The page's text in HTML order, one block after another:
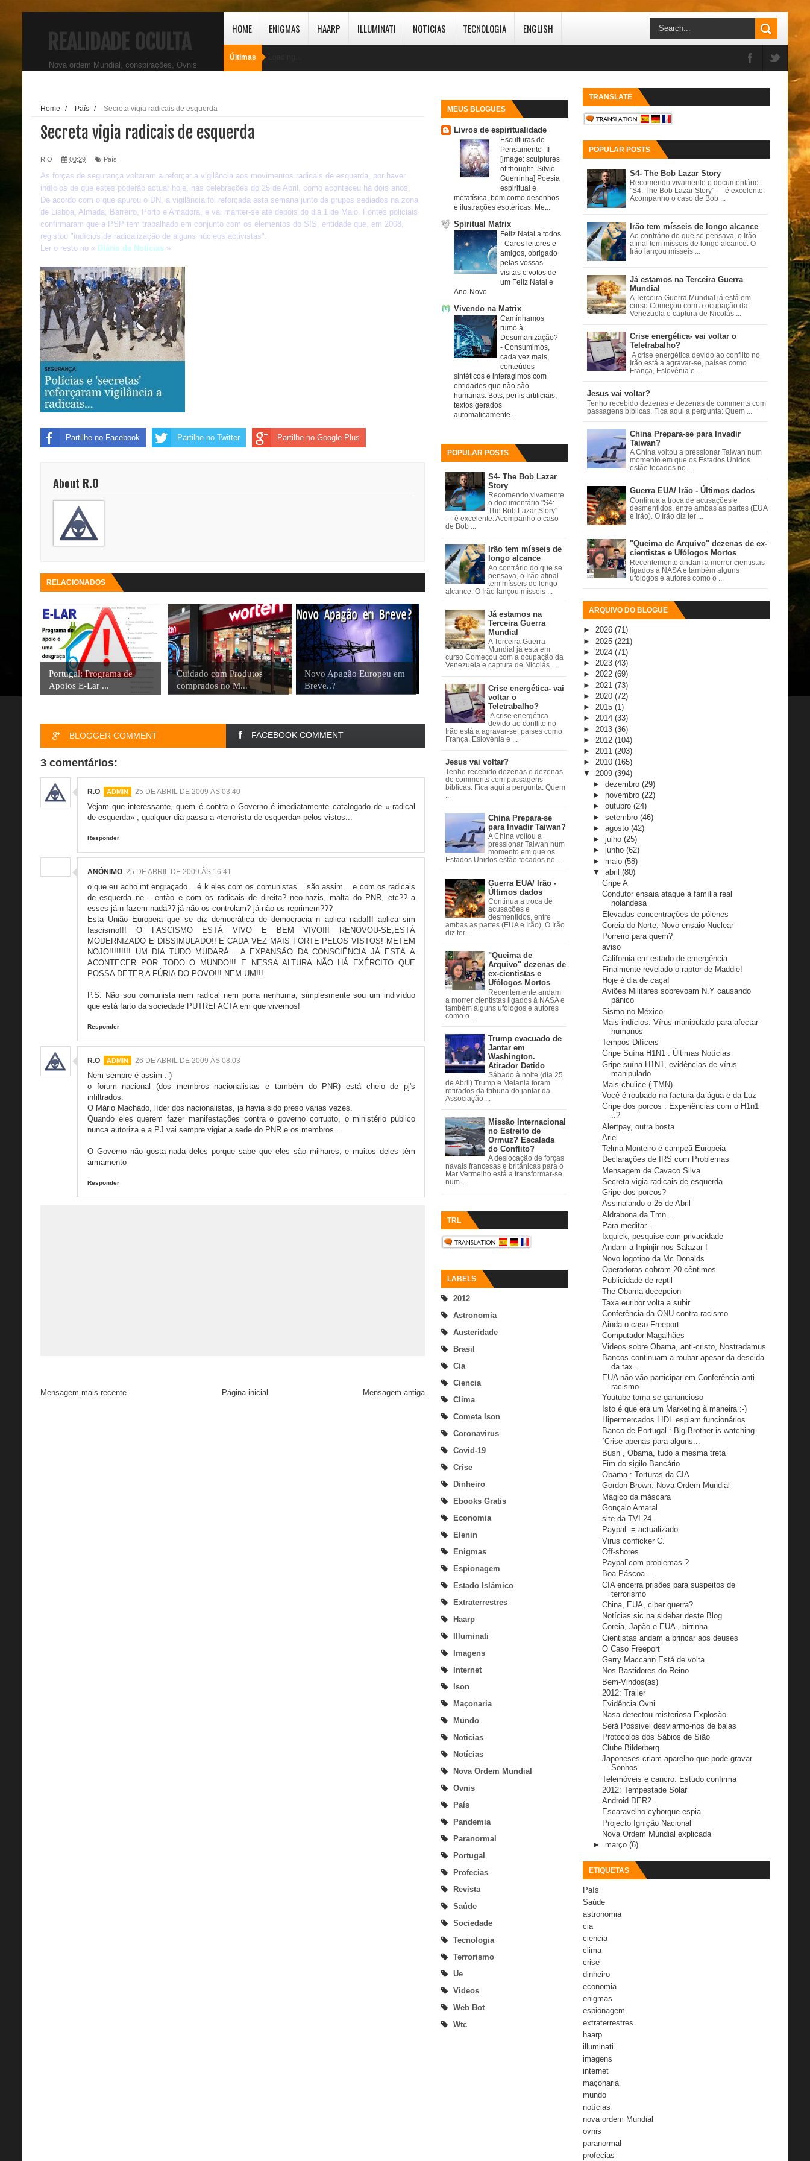
REALIDADE OCULTA
Nova ordem Mundial, conspirações, Ovnis
HOME ENIGMAS HAARP ILLUMINATI NOTICIAS TECNOLOGIA ENGLISH
Últimas
MEUS BLOGUES
Livros de espiritualidade
Esculturas do
Pensamento -II -
[image: sculptures
of thought -Silvio
Guerrinha] Poesia
espiritual e
metafísica, bem como desenhos
e ilustrações esotéricas. Me...
Spiritual Matrix
Feliz Natal a todos
- Caros leitores e
amigos, obrigado
pelas vossas
visitas e votos de
um Feliz Natal e
Ano-Novo
Vivendo na Matrix
Caminhamos
rumo à
Desumanização?
- Consumimos,
cada vez mais,
conteúdos
sintéticos e interagimos com
entidades que não são
humanas. Bots, perfis artificiais,
textos gerados
automaticamente...
POPULAR POSTS
S4- The Bob Lazar
Story
Recomendo vivamente
o documentário "S4:
The Bob Lazar Story"
— é excelente. Acompanho o caso
de Bob ...
Irão tem mísseis de
longo alcance
Ao contrário do que se
pensava, o Irão afinal
tem mísseis de longo
alcance. O Irão lançou mísseis ...
Já estamos na
Terceira Guerra
Mundial
A Terceira Guerra
Mundial já está em
curso Começou com a ocupação da
Venezuela e captura de Nicolás ...
Crise energética- vai
voltar o
Teletrabalho?
A crise energética
devido ao conflito no
Irão está a agravar-se, países como
França, Eslovénia e ...
Jesus vai voltar?
Tenho recebido dezenas e dezenas
de comments com passagens
bíblicas. Fica aqui a pergunta: Quem
China Prepara-se
para Invadir Taiwan?
A China voltou a
pressionar Taiwan num
momento em que os
Estados Unidos estão focados no ...
Guerra EUA/ Irão -
Últimos dados
Continua a troca de
acusações e
desmentidos, entre
ambas as partes (EUA e Irão). O Irão
diz ter ...
"Queima de
Arquivo" dezenas de
ex-cientistas e
Ufólogos Mortos
Recentemente andam
a morrer cientistas ligados à NASA e
também alguns ufólogos e autores
como o ...
Trump evacuado de
Jantar em
Washington.
Atirador Detido
Sábado à noite (dia 25
de Abril) Trump e Melania foram
retirados da tribuna do jantar da
Associação ...
Missão Internacional
no Estreito de
Ormuz? Escalada
do Conflito?
A deslocação de forças
navais francesas e britânicas para o
Mar Vermelho está a transformar-se
num ...
TRL
LABELS
2012
Astronomia
Austeridade
Brasil
Cia
Ciencia
Clima
Cometa Ison
Coronavirus
Covid-19
Crise
Dinheiro
Ebooks Gratis
Economia
Elenin
Enigmas
Espionagem
Estado Islâmico
Extraterrestres
Haarp
Illuminati
Imagens
Internet
Ison
Maçonaria
Mundo
Noticias
Notícias
Nova Ordem Mundial
Ovnis
País
Pandemia
Paranormal
Portugal
Profecias
Revista
Saúde
Sociedade
Tecnologia
Terrorismo
Ue
Videos
Web Bot
Wtc
Home / País / Secreta vigia radicais de esquerda
Secreta vigia radicais de esquerda
R.O 00:29 País
As forças de segurança voltaram a reforçar a vigilância aos movimentos radicais de esquerda, por haver
indícios de que estes poderão actuar hoje, nas celebrações do 25 de Abril, como aconteceu há dois anos.
De acordo com o que apurou o DN, a vigilância foi reforçada esta semana junto de grupos sediados na zona
de Lisboa, Almada, Barreiro, Porto e Amadora, e vai manter-se até depois do dia 1 de Maio. Fontes policiais
confirmaram que a PSP tem trabalhado em conjunto com os elementos do SIS, entidade que, em 2008,
registou "indícios de radicalização de alguns núcleos activistas".
Ler o resto no « DIário de Notícias »
Partilhe no Facebook Partilhe no Twitter Partilhe no Google Plus
About R.O
RELACIONADOS
Portugal: Programa de
Apoios E-Lar ...
Cuidado com Produtos
comprados no M...
Novo Apagão Europeu em
Breve..?
BLOGGER COMMENT FACEBOOK COMMENT
3 comentários:
R.O 25 DE ABRIL DE 2009 ÀS 03:40
Vejam que interessante, quem é contra o Governo é imediatamente catalogado de « radical
de esquerda» , qualquer dia passa a «terrorista de esquerda» pelos vistos...
Responder
ANÓNIMO 25 DE ABRIL DE 2009 ÀS 16:41
o que eu acho mt engraçado... é k eles com os comunistas... são assim... e com os radicais
de esquerda ne... então e com os radicais de direita? neo-nazis, malta do PNR, etc?? a
esses já n fazem nada?? já não os controlam? já não os reprimem???
Esta União Europeia que se diz democrática de democracia n aplica nada!!! aplica sim
fascismo!!! O FASCISMO ESTÁ VIVO E BEM VIVO!!! RENOVOU-SE,ESTÁ
MODERNIZADO E DISSIMULADO!! E CADA VEZ MAIS FORTE PELOS VISTOS! METEM
NOJO!!!!!!!!! UM DIA TUDO MUDARÁ... A EXPANSÃO DA CONSCIÊNCIA JÁ ESTÁ A
ACONTECER POR TODO O MUNDO!!! E NESSA ALTURA NÃO HÁ EXÉRCITO QUE
POSSA DETER A FÚRIA DO POVO!!! NEM UM!!!
P.S: Não sou comunista nem radical nem porra nenhuma, simplesmente sou um indivíduo
que está farto da sociedade PUTREFACTA em que vivemos!
Responder
R.O 26 DE ABRIL DE 2009 ÀS 08:03
Nem sempre é assim :-)
o forum nacional (dos membros nacionalistas e também do PNR) está cheio de pj's
infiltrados.
O Mário Machado, líder dos nacionalistas, ja havia sido preso varias vezes.
Quando eles querem fazer manifestações contra o governo corrupto, o ministério publico
nunca autoriza e a PJ vai sempre vigiar a sede do PNR e os membros..
O Governo não gosta nada deles porque sabe que eles são milhares, e muitos deles têm
armamento
Responder
Mensagem mais recente Mensagem antiga
Página inicial
TRANSLATE
POPULAR POSTS
S4- The Bob Lazar Story
Recomendo vivamente o documentário
"S4: The Bob Lazar Story" — é excelente.
Acompanho o caso de Bob ...
Irão tem mísseis de longo alcance
Ao contrário do que se pensava, o Irão
afinal tem mísseis de longo alcance. O
Irão lançou mísseis ...
Já estamos na Terceira Guerra
Mundial
A Terceira Guerra Mundial já está em
curso Começou com a ocupação da
Venezuela e captura de Nicolás ...
Crise energética- vai voltar o
Teletrabalho?
A crise energética devido ao conflito no
Irão está a agravar-se, países como
França, Eslovénia e ...
Jesus vai voltar?
Tenho recebido dezenas e dezenas de comments com
passagens bíblicas. Fica aqui a pergunta: Quem ...
China Prepara-se para Invadir
Taiwan?
A China voltou a pressionar Taiwan num
momento em que os Estados Unidos
estão focados no ...
Guerra EUA/ Irão - Últimos dados
Continua a troca de acusações e
desmentidos, entre ambas as partes (EUA
e Irão). O Irão diz ter ...
"Queima de Arquivo" dezenas de ex-
cientistas e Ufólogos Mortos
Recentemente andam a morrer cientistas
ligados à NASA e também alguns
ufólogos e autores como o ...
ARQUIVO DO BLOGUE
► 2026 (71)
► 2025 (221)
► 2024 (71)
► 2023 (43)
► 2022 (69)
► 2021 (73)
► 2020 (72)
► 2015 (1)
► 2014 (33)
► 2013 (36)
► 2012 (104)
► 2011 (203)
► 2010 (165)
▼ 2009 (394)
► dezembro (29)
► novembro (22)
► outubro (24)
► setembro (46)
► agosto (42)
► julho (25)
► junho (62)
► maio (58)
▼ abril (80)
Gripe A
Condutor ensaia ataque à família real
holandesa
Elevadas concentrações de pólenes
Coreia do Norte: Novo ensaio Nuclear
Porreiro para quem?
aviso
California em estado de emergência
Finalmente revelado o raptor de Maddie!
Hoje é dia de caça!
Aviões Militares sobrevoam N.Y causando
pânico
Sismo no México
Mais indícios: Vírus manipulado para afectar
humanos
Tempos Difíceis
Gripe Suína H1N1 : Últimas Notícias
Gripe suína H1N1, evidências de vírus
manipulado
Mais chulice ( TMN)
Você é roubado na factura da água e da Luz
Gripe dos porcos : Experiências com o H1n1
..?
Alertpay, outra bosta
Ariel
Telma Monteiro é campeã Europeia
Declarações de IRS com Problemas
Mensagem de Cavaco Silva
Secreta vigia radicais de esquerda
Gripe dos porcos?
Assinalando o 25 de Abril
Aldrabona da Tmn....
Para meditar...
Ixquick, pesquise com privacidade
Andam a Inpinjir-nos Salazar !
Novo logotipo da Mc Donalds
Operadoras cobram 20 cêntimos
Publicidade de reptil
The Obama decepcion
Taxa euribor volta a subir
Conferência da ONU contra racismo
Ainda o caso Freeport
Computador Magalhães
Videos sobre Obama, anti-cristo, Nostradamus
Bancos continuam a roubar apesar da descida
da tax...
EUA não vão participar em Conferência anti-
racismo
Youtube torna-se ganancioso
Isto é que era um Marketing à maneira :-)
Hipermercados LIDL espiam funcionários
Banco de Portugal : Big Brother is watching
´Crise apenas para alguns...
Bush , Obama, tudo a mesma treta
Fim do sigilo Bancário
Obama : Torturas da CIA
Gordon Brown: Nova Ordem Mundial
Mágico da máscara
Gonçalo Amaral
site da TVI 24
Paypal -= actualizado
Virus conficker C.
Off-shores
Paypal com problemas ?
Boa Páscoa...
CIA encerra prisões para suspeitos de
terrorismo
China, EUA, ciber guerra?
Notícias sic na sidebar deste Blog
Coreia, Japão e EUA , birrinha
Cientistas andam a brincar aos deuses
O Caso Freeport
Gerry Maccann Está de volta..
Nos Bastidores do Reino
Bem-Vindos(as)
2012: Trailer
Evidência Ovni
Nasa detectou misteriosa Explosão
Será Possivel desviarmo-nos de balas
Protocolos dos Sábios de Sião
Clube Bilderberg
Japoneses criam aparelho que pode gravar
Sonhos
Telemóveis e cancro: Estudo confirma
2012: Tempestade Solar
Android DER2
Escaravelho cyborgue espia
Projecto Ignição Nacional
Nova Ordem Mundial explicada
► março (6)
ETIQUETAS
País
Saúde
astronomia
cia
ciencia
clima
crise
dinheiro
economia
enigmas
espionagem
extraterrestres
haarp
illuminati
imagens
internet
maçonaria
mundo
notícias
nova ordem Mundial
ovnis
paranormal
profecias